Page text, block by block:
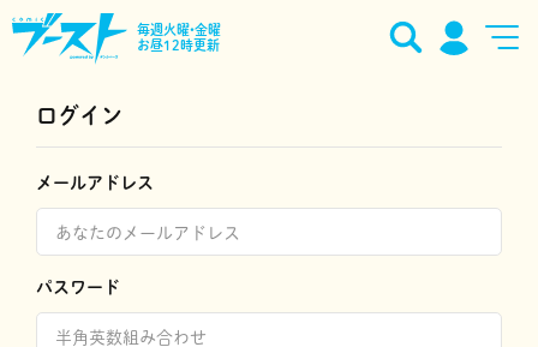
毎週火曜•金曜
お昼12時更新
ログイン
メールアドレス
パスワード